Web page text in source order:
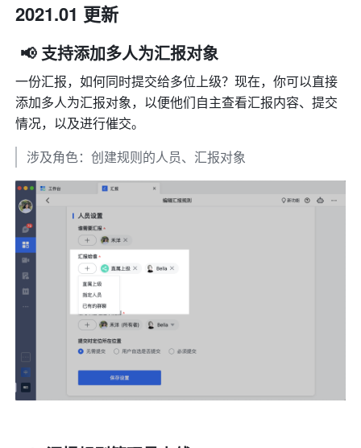
2021.01 更新
📢 支持添加多人为汇报对象
一份汇报，如何同时提交给多位上级？现在，你可以直接
添加多人为汇报对象，以便他们自主查看汇报内容、提交
情况，以及进行催交。
涉及角色：创建规则的人员、汇报对象